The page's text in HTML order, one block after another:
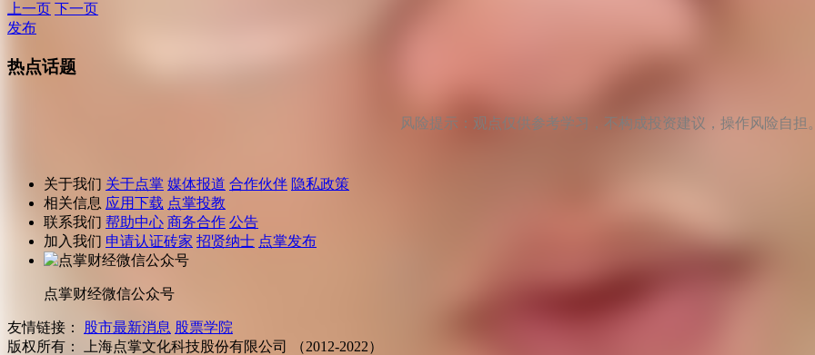
上一页 下一页
发布
热点话题
风险提示：观点仅供参考学习，不构成投资建议，操作风险自担
关于我们 关于点掌 媒体报道 合作伙伴 隐私政策
相关信息 应用下载 点掌投教
联系我们 帮助中心 商务合作 公告
加入我们 申请认证砖家 招贤纳士 点掌发布
点掌财经微信公众号
友情链接： 股市最新消息 股票学院
版权所有：
上海点掌文化科技股份有限公司 （2012-2022）